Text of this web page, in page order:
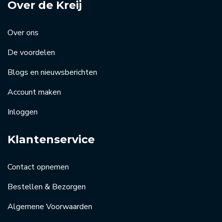
Over de Kreij
Over ons
De voordelen
Blogs en nieuwsberichten
Account maken
Inloggen
Klantenservice
Contact opnemen
Bestellen & Bezorgen
Algemene Voorwaarden